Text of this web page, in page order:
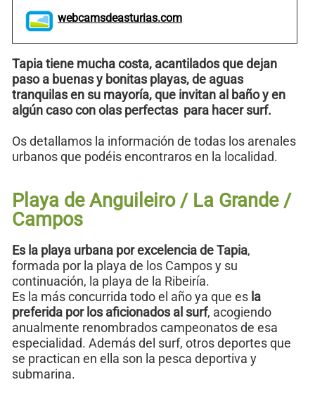
webcamsdeasturias.com
Tapia tiene mucha costa, acantilados que dejan
paso a buenas y bonitas playas, de aguas
tranquilas en su mayoría, que invitan al baño y en
algún caso con olas perfectas para hacer surf.
Os detallamos la información de todas los arenales
urbanos que podéis encontraros en la localidad.
Playa de Anguileiro / La Grande /
Campos
Es la playa urbana por excelencia de Tapia,
formada por la playa de los Campos y su
continuación, la playa de la Ribeiría.
Es la más concurrida todo el año ya que es la
preferida por los aficionados al surf, acogiendo
anualmente renombrados campeonatos de esa
especialidad. Además del surf, otros deportes que
se practican en ella son la pesca deportiva y
submarina.